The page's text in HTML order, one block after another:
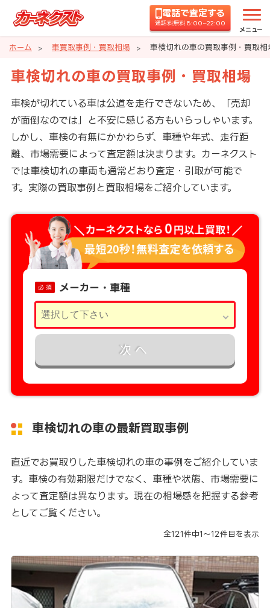
電話で査定する
通話料無料 8:00~22:00
メニュー
ホーム 車買取事例・買取相場 車検切れの車の買取事例・買取相
車検切れの車の買取事例・買取相場
車検が切れている車は公道を走行できないため、「売却
が面倒なのでは」と不安に感じる方もいらっしゃいます。
しかし、車検の有無にかかわらず、車種や年式、走行距
離、市場需要によって査定額は決まります。カーネクスト
では車検切れの車両も通常どおり査定・引取が可能で
す。実際の買取事例と買取相場をご紹介しています。
必 須 メーカー・車種
次へ
車検切れの車の最新買取事例
直近でお買取りした車検切れの車の事例をご紹介していま
す。車検の有効期限だけでなく、車種や状態、市場需要に
よって査定額は異なります。現在の相場感を把握する参考
としてご覧ください。
全121件中1～12件目を表示